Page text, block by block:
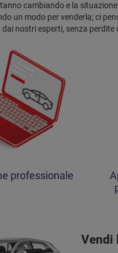
cambiando e la
un modo per venderla; ci
nostri esperti, senza
professionale
Vendi